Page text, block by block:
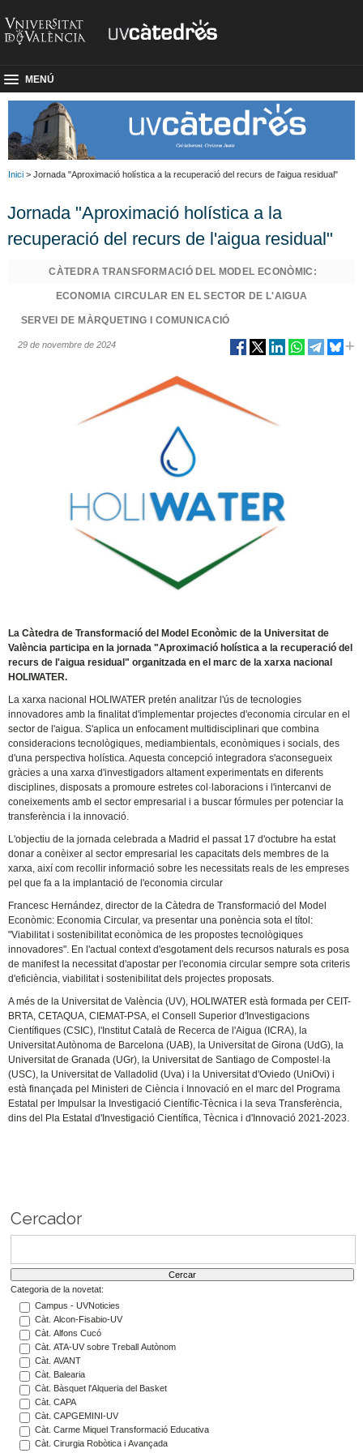
MENÚ
Inici > Jornada "Aproximació holística a la recuperació del recurs de l'aigua residual"
Jornada "Aproximació holística a la
recuperació del recurs de l'aigua residual"
CÀTEDRA TRANSFORMACIÓ DEL MODEL ECONÒMIC:
ECONOMIA CIRCULAR EN EL SECTOR DE L'AIGUA
SERVEI DE MÀRQUETING I COMUNICACIÓ
29 de novembre de 2024
La Càtedra de Transformació del Model Econòmic de la Universitat de
València participa en la jornada "Aproximació holística a la recuperació del
recurs de l'aigua residual" organitzada en el marc de la xarxa nacional
HOLIWATER.
La xarxa nacional HOLIWATER pretén analitzar l'ús de tecnologies
innovadores amb la finalitat d'implementar projectes d'economia circular en el
sector de l'aigua. S'aplica un enfocament multidisciplinari que combina
consideracions tecnològiques, mediambientals, econòmiques i socials, des
d'una perspectiva holística. Aquesta concepció integradora s'aconsegueix
gràcies a una xarxa d'investigadors altament experimentats en diferents
disciplines, disposats a promoure estretes col·laboracions i l'intercanvi de
coneixements amb el sector empresarial i a buscar fórmules per potenciar la
transferència i la innovació.
L'objectiu de la jornada celebrada a Madrid el passat 17 d'octubre ha estat
donar a conèixer al sector empresarial les capacitats dels membres de la
xarxa, així com recollir informació sobre les necessitats reals de les empreses
pel que fa a la implantació de l'economia circular
Francesc Hernández, director de la Càtedra de Transformació del Model
Econòmic: Economia Circular, va presentar una ponència sota el títol:
"Viabilitat i sostenibilitat econòmica de les propostes tecnològiques
innovadores". En l'actual context d'esgotament dels recursos naturals es posa
de manifest la necessitat d'apostar per l'economia circular sempre sota criteris
d'eficiència, viabilitat i sostenibilitat dels projectes proposats.
A més de la Universitat de València (UV), HOLIWATER està formada per CEIT-
BRTA, CETAQUA, CIEMAT-PSA, el Consell Superior d'Investigacions
Científiques (CSIC), l'Institut Català de Recerca de l'Aigua (ICRA), la
Universitat Autònoma de Barcelona (UAB), la Universitat de Girona (UdG), la
Universitat de Granada (UGr), la Universitat de Santiago de Compostel·la
(USC), la Universitat de Valladolid (Uva) i la Universitat d'Oviedo (UniOvi) i
està finançada pel Ministeri de Ciència i Innovació en el marc del Programa
Estatal per Impulsar la Investigació Científic-Tècnica i la seva Transferència,
dins del Pla Estatal d'Investigació Científica, Tècnica i d'Innovació 2021-2023.
Cercador
Categoria de la novetat:
Campus - UVNoticies
Càt. Alcon-Fisabio-UV
Càt. Alfons Cucó
Càt. ATA-UV sobre Treball Autònom
Càt. AVANT
Càt. Balearia
Càt. Bàsquet l'Alqueria del Basket
Càt. CAPA
Càt. CAPGEMINI-UV
Càt. Carme Miquel Transformació Educativa
Càt. Cirurgia Robòtica i Avançada